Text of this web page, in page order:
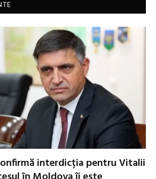
interdicția pentru Vitalii